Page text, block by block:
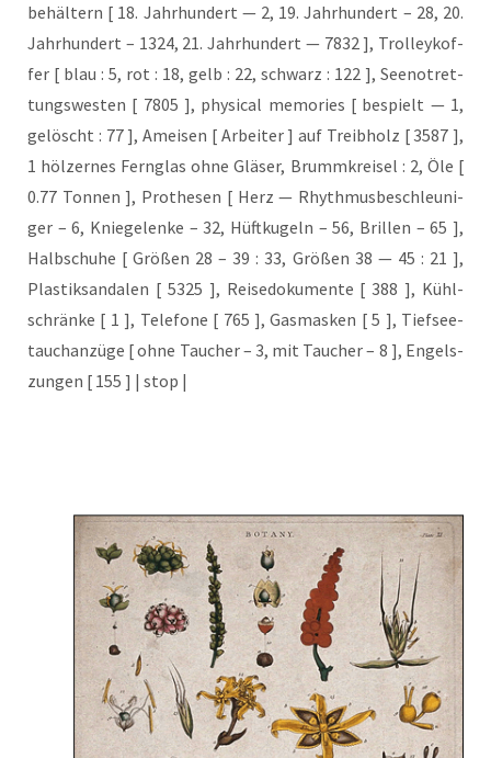
be­häl­tern [ 18. Jahr­hun­dert — 2, 19. Jahr­hun­dert – 28, 20.
Jahr­hun­dert – 1324, 21. Jahr­hun­dert — 7832 ], Trol­ley­kof­
fer [ blau : 5, rot : 18, gelb : 22, schwarz : 122 ], See­not­ret­
tungs­wes­ten [ 7805 ], phy­si­cal memo­ries [ bespielt — 1,
gelöscht : 77 ], Amei­sen [ Arbei­ter ] auf Treib­holz [ 3587 ],
1 höl­zer­nes Fern­glas ohne Glä­ser, Brumm­krei­sel : 2, Öle [
0.77 Ton­nen ], Pro­the­sen [ Herz — Rhyth­mus­be­schleu­ni­
ger – 6, Knie­ge­len­ke – 32, Hüft­ku­geln – 56, Bril­len – 65 ],
Halb­schu­he [ Grö­ßen 28 – 39 : 33, Grö­ßen 38 — 45 : 21 ],
Plas­tik­san­da­len [ 5325 ], Rei­se­do­ku­men­te [ 388 ], Kühl­
schrän­ke [ 1 ], Tele­fo­ne [ 765 ], Gas­mas­ken [ 5 ], Tief­see­
tauch­an­zü­ge [ ohne Tau­cher – 3, mit Tau­cher – 8 ], Engels­
zun­gen [ 155 ] | stop |